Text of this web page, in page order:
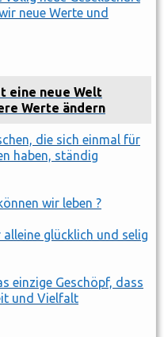
neue Werte und
eine neue Welt
Werte ändern
die sich einmal für
haben, ständig
wir leben ?
glücklich und selig
einzige Geschöpf, dass
und Vielfalt